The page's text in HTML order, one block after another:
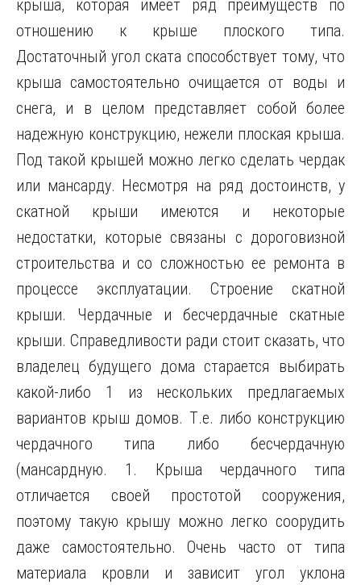
крыша, которая имеет ряд преимуществ по
отношению к крыше плоского типа.
Достаточный угол ската способствует тому, что
крыша самостоятельно очищается от воды и
снега, и в целом представляет собой более
надежную конструкцию, нежели плоская крыша.
Под такой крышей можно легко сделать чердак
или мансарду. Несмотря на ряд достоинств, у
скатной крыши имеются и некоторые
недостатки, которые связаны с дороговизной
строительства и со сложностью ее ремонта в
процессе эксплуатации. Строение скатной
крыши. Чердачные и бесчердачные скатные
крыши. Справедливости ради стоит сказать, что
владелец будущего дома старается выбирать
какой-либо 1 из нескольких предлагаемых
вариантов крыш домов. Т.е. либо конструкцию
чердачного типа либо бесчердачную
(мансардную. 1. Крыша чердачного типа
отличается своей простотой сооружения,
поэтому такую крышу можно легко соорудить
даже самостоятельно. Очень часто от типа
материала кровли и зависит угол уклона